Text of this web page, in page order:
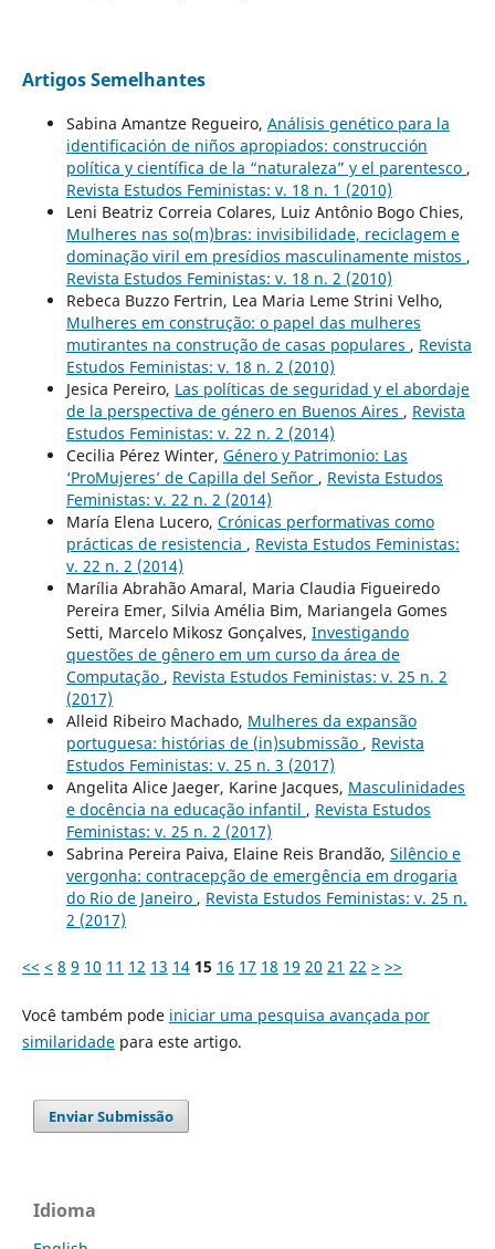
Artigos Semelhantes
Sabina Amantze Regueiro, Análisis genético para la
identificación de niños apropiados: construcción
política y científica de la “naturaleza” y el parentesco ,
Revista Estudos Feministas: v. 18 n. 1 (2010)
Leni Beatriz Correia Colares, Luiz Antônio Bogo Chies,
Mulheres nas so(m)bras: invisibilidade, reciclagem e
dominação viril em presídios masculinamente mistos ,
Revista Estudos Feministas: v. 18 n. 2 (2010)
Rebeca Buzzo Fertrin, Lea Maria Leme Strini Velho,
Mulheres em construção: o papel das mulheres
mutirantes na construção de casas populares , Revista
Estudos Feministas: v. 18 n. 2 (2010)
Jesica Pereiro, Las políticas de seguridad y el abordaje
de la perspectiva de género en Buenos Aires , Revista
Estudos Feministas: v. 22 n. 2 (2014)
Cecilia Pérez Winter, Género y Patrimonio: Las
‘ProMujeres’ de Capilla del Señor , Revista Estudos
Feministas: v. 22 n. 2 (2014)
María Elena Lucero, Crónicas performativas como
prácticas de resistencia , Revista Estudos Feministas:
v. 22 n. 2 (2014)
Marília Abrahão Amaral, Maria Claudia Figueiredo
Pereira Emer, Silvia Amélia Bim, Mariangela Gomes
Setti, Marcelo Mikosz Gonçalves, Investigando
questões de gênero em um curso da área de
Computação , Revista Estudos Feministas: v. 25 n. 2
(2017)
Alleid Ribeiro Machado, Mulheres da expansão
portuguesa: histórias de (in)submissão , Revista
Estudos Feministas: v. 25 n. 3 (2017)
Angelita Alice Jaeger, Karine Jacques, Masculinidades
e docência na educação infantil , Revista Estudos
Feministas: v. 25 n. 2 (2017)
Sabrina Pereira Paiva, Elaine Reis Brandão, Silêncio e
vergonha: contracepção de emergência em drogaria
do Rio de Janeiro , Revista Estudos Feministas: v. 25 n.
2 (2017)
<< < 8 9 10 11 12 13 14 15 16 17 18 19 20 21 22 > >>
Você também pode iniciar uma pesquisa avançada por
similaridadepara este artigo.
Enviar Submissão
Idioma